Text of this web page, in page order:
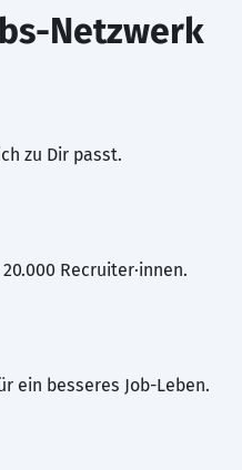
Netzwerk
zu Dir passt.
Recruiter·innen.
ein besseres Job-Leben.